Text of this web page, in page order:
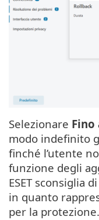
Selezionare Fino
modo indefinito
finché l’utente
funzione degli
ESET sconsiglia
in quanto
per la protezione.